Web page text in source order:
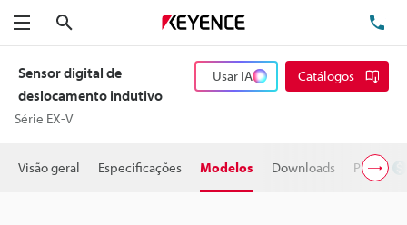
Menu
Sensor digital de
deslocamento indutivo
Série EX-V
Usar IA Catálogos
Visão geral Especificações Modelos Downloads Preço